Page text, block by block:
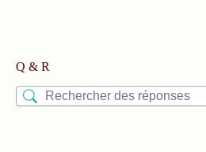
Q & R